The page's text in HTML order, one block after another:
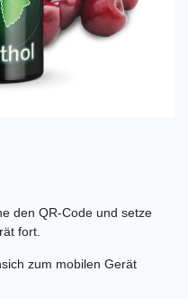
den QR-Code und setze
fort.